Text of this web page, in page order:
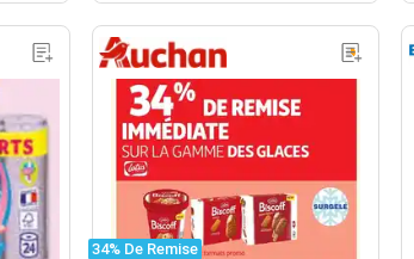
34% De Remise